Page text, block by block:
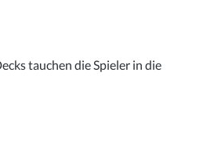
tauchen die Spieler in die